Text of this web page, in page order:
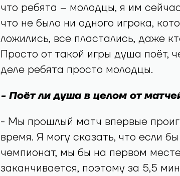
что ребята – молодцы, я им
что не было ни одного игрока,
ложились, все пластались, даже
Просто от такой игры душа поёт,
деле ребята просто молодцы.
- Поёт ли душа в целом от
- Мы прошлый матч впервые
время. Я могу сказать, что если
чемпионат, мы бы на первом
заканчивается, поэтому за 5,5